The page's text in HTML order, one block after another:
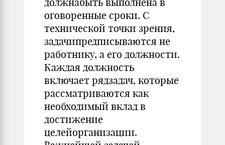
оговоренные сроки. С
технической точки зрения,
задачипредписываются не
работнику, а его должности.
Каждая должность
включает рядзадач, которые
рассматриваются как
необходимый вклад в
достижение
целейорганизации.